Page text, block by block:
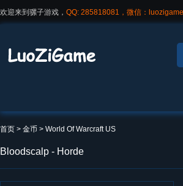
欢迎来到骡子游戏， QQ: 285818081，微信：luozigame
首页 > 金币 > World Of Warcraft US
Bloodscalp - Horde